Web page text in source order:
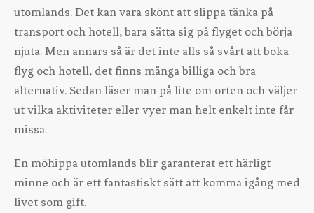
utomlands. Det kan vara skönt att slippa tänka på
transport och hotell, bara sätta sig på flyget och börja
njuta. Men annars så är det inte alls så svårt att boka
flyg och hotell, det finns många billiga och bra
alternativ. Sedan läser man på lite om orten och väljer
ut vilka aktiviteter eller vyer man helt enkelt inte får
missa.
En möhippa utomlands blir garanterat ett härligt
minne och är ett fantastiskt sätt att komma igång med
livet som gift.